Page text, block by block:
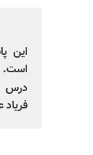
این
است.
درس
فریاد